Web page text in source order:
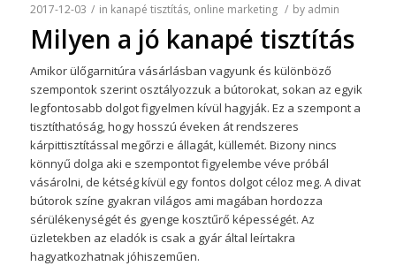
2017-12-03 / in kanapé tisztítás, online marketing / by admin
Milyen a jó kanapé tisztítás
Amikor ülőgarnitúra vásárlásban vagyunk és különböző
szempontok szerint osztályozzuk a bútorokat, sokan az egyik
legfontosabb dolgot figyelmen kívül hagyják. Ez a szempont a
tisztíthatóság, hogy hosszú éveken át rendszeres
kárpittisztítással megőrzi e állagát, küllemét. Bizony nincs
könnyű dolga aki e szempontot figyelembe véve próbál
vásárolni, de kétség kívül egy fontos dolgot céloz meg. A divat
bútorok színe gyakran világos ami magában hordozza
sérülékenységét és gyenge kosztűrő képességét. Az
üzletekben az eladók is csak a gyár által leírtakra
hagyatkozhatnak jóhiszeműen.